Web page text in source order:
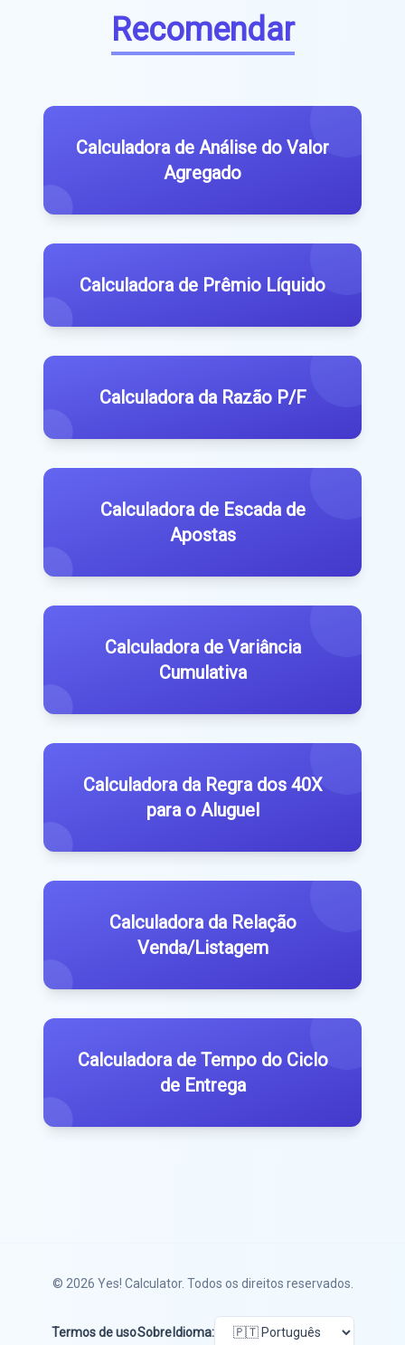
Recomendar
Calculadora de Análise do Valor
Agregado
Calculadora de Prêmio Líquido
Calculadora da Razão P/F
Calculadora de Escada de
Apostas
Calculadora de Variância
Cumulativa
Calculadora da Regra dos 40X
para o Aluguel
Calculadora da Relação
Venda/Listagem
Calculadora de Tempo do Ciclo
de Entrega
© 2026 Yes! Calculator. Todos os direitos reservados.
Termos de usoSobre Idioma: